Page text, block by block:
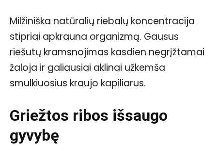
Milžiniška natūralių riebalų koncentracija
stipriai apkrauna organizmą. Gausus
riešutų kramsnojimas kasdien negrįžtamai
žaloja ir galiausiai aklinai užkemša
smulkiuosius kraujo kapiliarus.
Griežtos ribos išsaugo
gyvybę